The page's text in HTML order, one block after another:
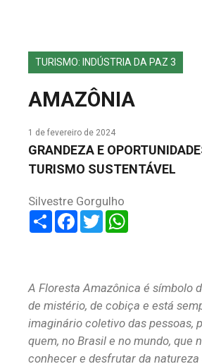
EDIÇÕES ANTERIORES
TURISMO: INDÚSTRIA DA PAZ 3
AMAZÔNIA
1 de fevereiro de 2024
GRANDEZA E
TURISMO SUSTENTÁVEL
Silvestre Gorgulho
ShareFacebook
Twitter
A Floresta Amazônica é símbolo
de mistério, de cobiça e está
imaginário coletivo das pessoas,
quem, no Brasil e no mundo, que
conhecer e desfrutar da natureza